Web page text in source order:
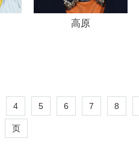
高原
4 5 6 7 8
页